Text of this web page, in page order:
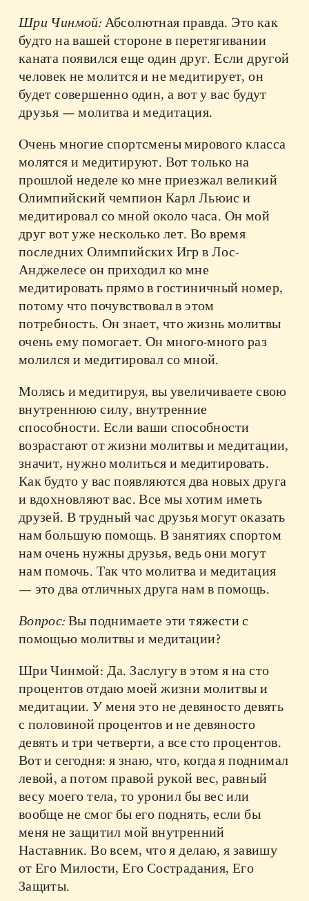
Шри Чинмой:Абсолютная правда. Это как
будто на вашей стороне в перетягивании
каната появился еще один друг. Если другой
человек не молится и не медитирует, он
будет совершенно один, а вот у вас будут
друзья — молитва и медитация.
Очень многие спортсмены мирового класса
молятся и медитируют. Вот только на
прошлой неделе ко мне приезжал великий
Олимпийский чемпион Карл Льюис и
медитировал со мной около часа. Он мой
друг вот уже несколько лет. Во время
последних Олимпийских Игр в Лос-
Анджелесе он приходил ко мне
медитировать прямо в гостиничный номер,
потому что почувствовал в этом
потребность. Он знает, что жизнь молитвы
очень ему помогает. Он много-много раз
молился и медитировал со мной.
Молясь и медитируя, вы увеличиваете свою
внутреннюю силу, внутренние
способности. Если ваши способности
возрастают от жизни молитвы и медитации,
значит, нужно молиться и медитировать.
Как будто у вас появляются два новых друга
и вдохновляют вас. Все мы хотим иметь
друзей. В трудный час друзья могут оказать
нам большую помощь. В занятиях спортом
нам очень нужны друзья, ведь они могут
нам помочь. Так что молитва и медитация
— это два отличных друга нам в помощь.
Вопрос:Вы поднимаете эти тяжести с
помощью молитвы и медитации?
Шри Чинмой: Да. Заслугу в этом я на сто
процентов отдаю моей жизни молитвы и
медитации. У меня это не девяносто девять
с половиной процентов и не девяносто
девять и три четверти, а все сто процентов.
Вот и сегодня: я знаю, что, когда я поднимал
левой, а потом правой рукой вес, равный
весу моего тела, то уронил бы вес или
вообще не смог бы его поднять, если бы
меня не защитил мой внутренний
Наставник. Во всем, что я делаю, я завишу
от Его Милости, Его Сострадания, Его
Защиты.